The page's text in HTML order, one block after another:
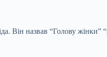
Він назвав “Голову жінки”